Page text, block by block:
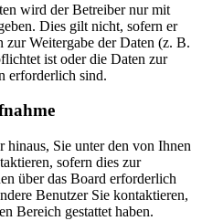
wird der Betreiber nur mit
Dies gilt nicht, sofern er
zur Weitergabe der Daten (z. B.
ist oder die Daten zur
erforderlich sind.
hinaus, Sie unter den von Ihnen
sofern dies zur
über das Board erforderlich
Benutzer Sie kontaktieren,
Bereich gestattet haben.